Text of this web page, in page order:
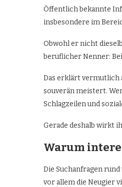
Öffentlich bekannte
insbesondere im
Obwohl er nicht
beruflicher Nenner:
Das erklärt vermutlich
souverän meistert.
Schlagzeilen und
Gerade deshalb wirkt
Warum
Die Suchanfragen rund
vor allem die Neugier